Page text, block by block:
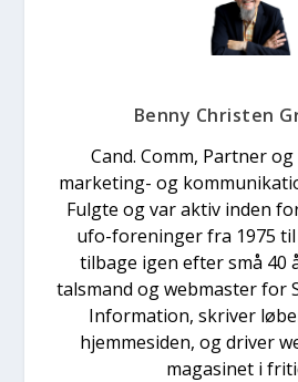
Benny Christen
Cand. Comm, Partner
marketing- og
Fulgte og var aktiv inden
ufo-foreninger fra 1975 til
tilbage igen efter små 40
talsmand og webmaster for
Information, skriver
hjemmesiden, og driver
magasinet i